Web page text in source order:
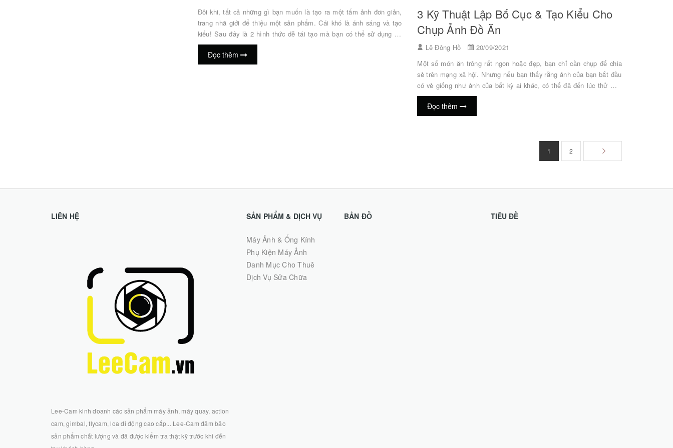
Đôi khi, tất cả những gì bạn muốn là tạo ra một tấm ảnh đơn giản,
trang nhã giới để thiệu một sản phẩm. Cái khó là ánh sáng và tạo
kiểu! Sau đây là 2 hình thức dễ tái tạo mà bạn có thể sử dụng để
chụp bánh, bánh ngọt và hoa chỉ dùng ánh sáng tự nhiên. (Người
chụp: Takeshi Akaogi, Biên tập: Etica) Chụp ảnh bánh và hoa 101
Khi chụp các đối tượng như bánh và hoa, điều quan trọng là quan
Đọc thêm
3 Kỹ Thuật Lập Bố Cục & Tạo Kiểu Cho
Chụp Ảnh Đồ Ăn
Lê Đông Hồ
20/09/2021
Một số món ăn trông rất ngon hoặc đẹp, bạn chỉ cần chụp để chia
sẻ trên mạng xã hội. Nhưng nếu bạn thấy rằng ảnh của bạn bắt đầu
có vẻ giống như ảnh của bất kỳ ai khác, có thể đã đến lúc thử một
góc chụp hoặc phong cách chụp khác. Sau đây là một số thủ thuật
và ý tưởng lập bố cục và tạo kiểu để giúp bạn có được ảnh khác
biệt! (Người trình bày Reina Kanamori) EOS M100/ EF-M15-45mm
Đọc thêm
1 2
LIÊN HỆ
Lee-Cam kinh doanh các sản phẩm máy ảnh, máy quay, action
cam, gimbal, flycam, loa di động cao cấp... Lee-Cam đảm bảo
sản phẩm chất lượng và đã được kiểm tra thật kỹ trước khi đến
SẢN PHẨM & DỊCH VỤ
Máy Ảnh & Ống Kính
Phụ Kiện Máy Ảnh
Danh Mục Cho Thuê
Dịch Vụ Sửa Chữa
BẢN ĐỒ TIÊU ĐỀ